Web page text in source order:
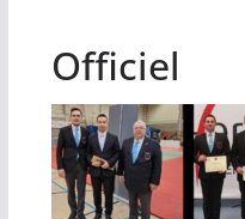
Officiel